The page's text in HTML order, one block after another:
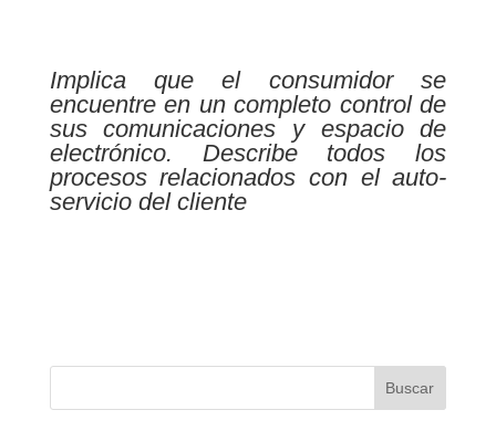
Implica que el consumidor se
encuentre en un completo control de
sus comunicaciones y espacio de
electrónico. Describe todos los
procesos relacionados con el auto-
servicio del cliente